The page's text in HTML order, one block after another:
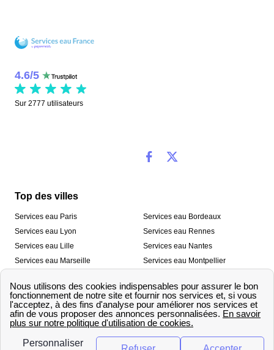
4.6/5
Sur 2777 utilisateurs
Top des villes
Services eau Paris
Services eau Lyon
Services eau Lille
Services eau Marseille
Services eau Toulon
Services eau Bordeaux
Services eau Rennes
Services eau Nantes
Services eau Montpellier
Services eau Strasbourg
Nos outils
🛁 Simulateur consommation eau
💧 Comparer les fournisseurs